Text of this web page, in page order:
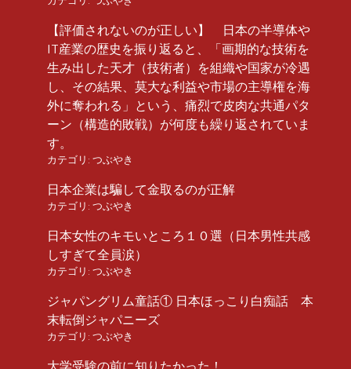
【評価されないのが正しい】 日本の半導体や
IT産業の歴史を振り返ると、「画期的な技術を
生み出した天才（技術者）を組織や国家が冷遇
し、その結果、莫大な利益や市場の主導権を海
外に奪われる」という、痛烈で皮肉な共通パタ
ーン（構造的敗戦）が何度も繰り返されていま
す。
カテゴリ: つぶやき
日本企業は騙して金取るのが正解
カテゴリ: つぶやき
日本女性のキモいところ１０選（日本男性共感
しすぎて全員涙）
カテゴリ: つぶやき
ジャパングリム童話① 日本ほっこり白痴話 本
末転倒ジャパニーズ
カテゴリ: つぶやき